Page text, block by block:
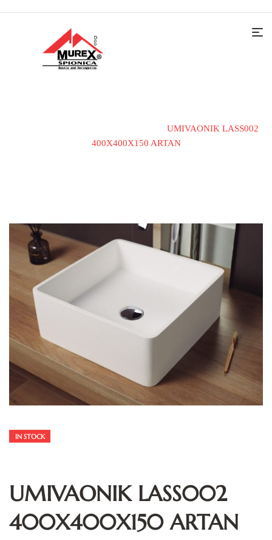
UMIVAONIK LASS002
400X400X150 ARTAN
IN STOCK
UMIVAONIK LASS002
400X400X150 ARTAN